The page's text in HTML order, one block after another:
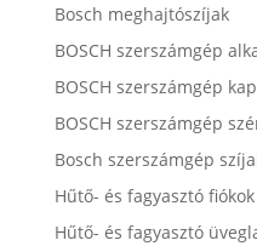
Bosch meghajtószíjak
BOSCH szerszámgép
BOSCH szerszámgép
BOSCH szerszámgép
Bosch szerszámgép
Hűtő- és fagyasztó fiókok
Hűtő- és fagyasztó